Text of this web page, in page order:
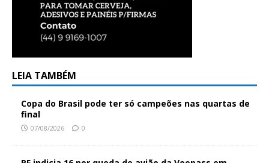
LEIA TAMBÉM
Copa do Brasil pode ter só campeões nas quartas de
final
07/08/2026 0